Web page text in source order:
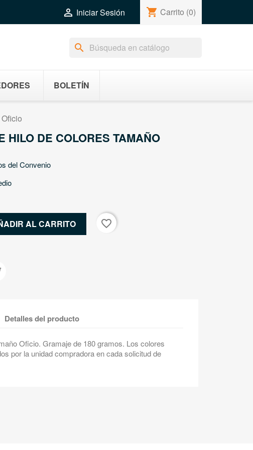
 Iniciar Sesión shopping_cart Carrito (0)
search
BOLETÍN
HILO DE COLORES TAMAÑO
del Convenio
AL CARRITO favorite_border
Detalles del producto
Oficio. Gramaje de 180 gramos. Los colores
por la unidad compradora en cada solicitud de